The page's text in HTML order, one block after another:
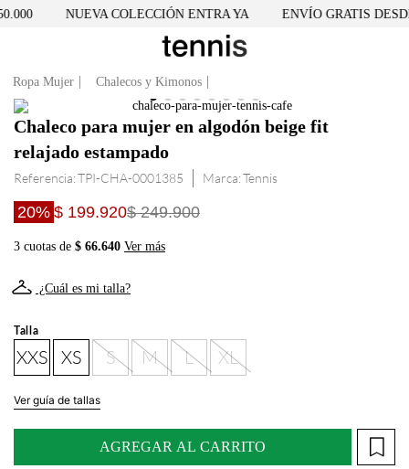
NUEVA COLECCIÓN ENTRA YA ENVÍO GRATIS
Ropa Mujer Chalecos y Kimonos
Chaleco para mujer en algodón beige fit
relajado estampado
Referencia:TPI-CHA-0001385 Tennis
20% $ 199.920$ 249.900
3 cuotas de $ 66.640 Ver más
¿Cuál es mi talla?
Talla
XXS XS S M L XL
Ver guía de tallas
AGREGAR AL CARRITO